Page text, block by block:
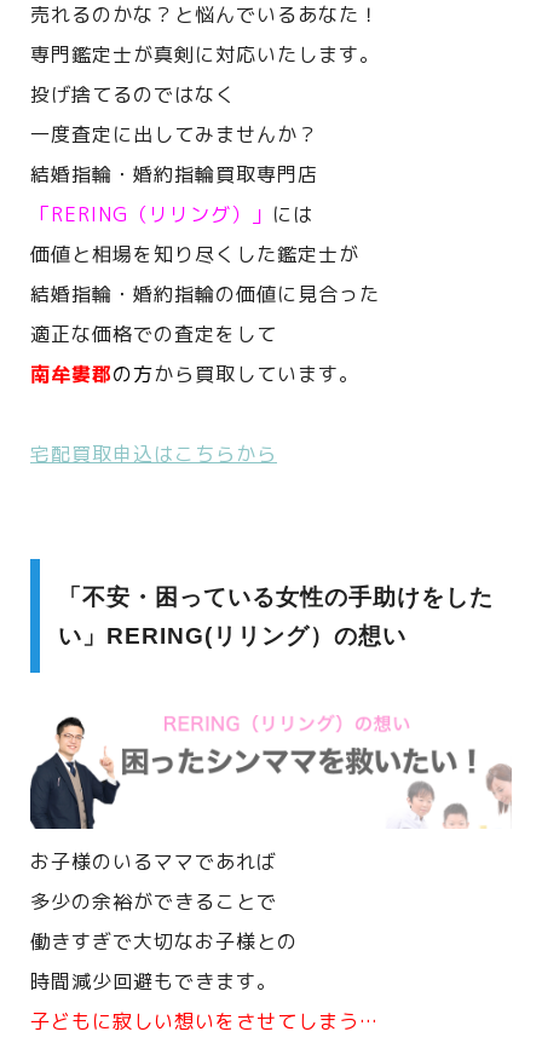
売れるのかな？と悩んでいるあなた！
専門鑑定士が真剣に対応いたします。
投げ捨てるのではなく
一度査定に出してみませんか？
結婚指輪・婚約指輪買取専門店
「RERING（リリング）」 には
価値と相場を知り尽くした鑑定士が
結婚指輪・婚約指輪の価値に見合った
適正な価格での査定をして
南牟婁郡の方から買取しています。
宅配買取申込はこちらから
「不安・困っている女性の手助けをした
い」RERING(リリング）の想い
お子様のいるママであれば
多少の余裕ができることで
働きすぎで大切なお子様との
時間減少回避もできます。
子どもに寂しい想いをさせてしまう…